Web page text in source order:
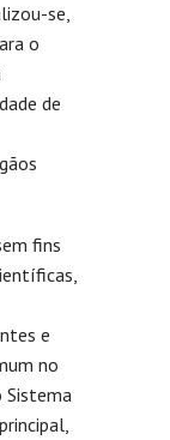
se,
o
de
fins
e
no
Sistema